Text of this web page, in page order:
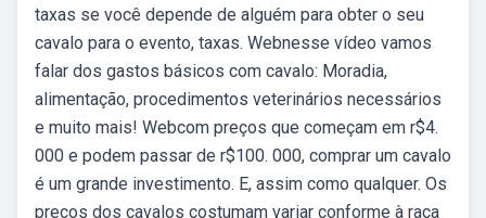
taxas se você depende de alguém para obter o seu
cavalo para o evento, taxas. Webnesse vídeo vamos
falar dos gastos básicos com cavalo: Moradia,
alimentação, procedimentos veterinários necessários
e muito mais! Webcom preços que começam em r$4.
000 e podem passar de r$100. 000, comprar um cavalo
é um grande investimento. E, assim como qualquer. Os
preços dos cavalos costumam variar conforme à raça